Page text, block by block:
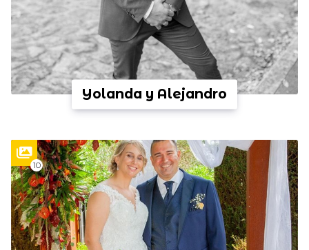
Yolanda y Alejandro
10